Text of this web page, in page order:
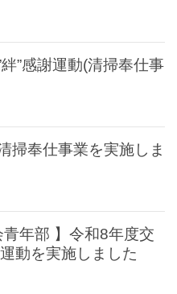
”感謝運動(清掃奉仕事
掃奉仕事業を実施しま
青年部 】令和8年度交
動を実施しました